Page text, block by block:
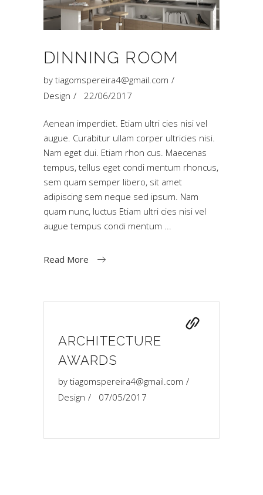
DINNING ROOM
by tiagomspereira4@gmail.com
Design
22/06/2017
Aenean imperdiet. Etiam ultri cies nisi vel
augue. Curabitur ullam corper ultricies nisi.
Nam eget dui. Etiam rhon cus. Maecenas
tempus, tellus eget condi mentum rhoncus,
sem quam semper libero, sit amet
adipiscing sem neque sed ipsum. Nam
quam nunc, luctus Etiam ultri cies nisi vel
augue tempus condi mentum
Read More
ARCHITECTURE
AWARDS
by tiagomspereira4@gmail.com
Design
07/05/2017